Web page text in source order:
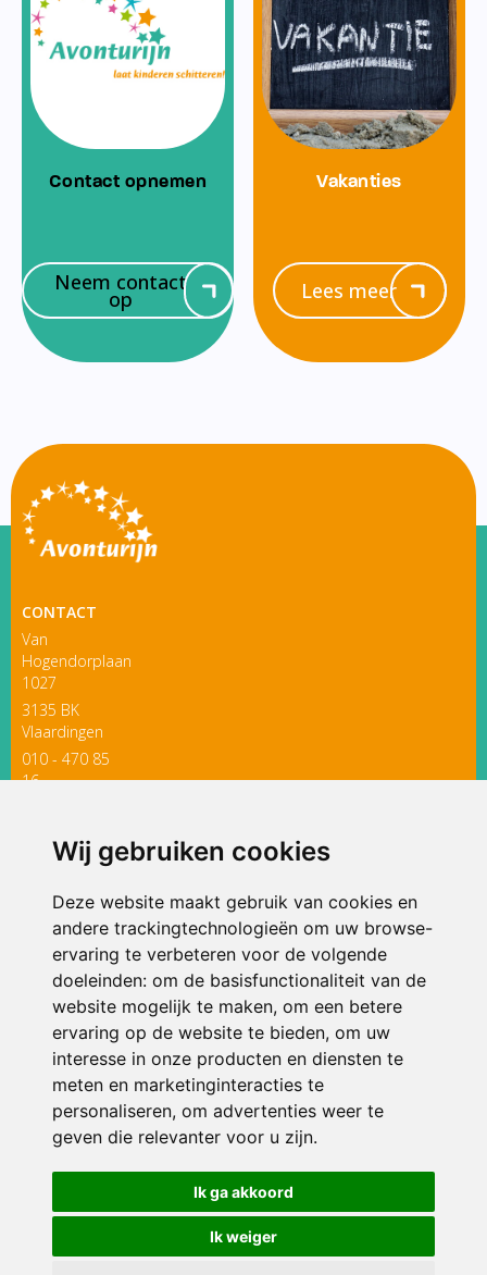
Wij gebruiken cookies
Deze website maakt gebruik van cookies en
andere trackingtechnologieën om uw browse-
ervaring te verbeteren voor de volgende
doeleinden: om de basisfunctionaliteit van de
website mogelijk te maken, om een betere
ervaring op de website te bieden, om uw
interesse in onze producten en diensten te
meten en marketinginteracties te
personaliseren, om advertenties weer te
geven die relevanter voor u zijn.
Ik ga akkoord
Ik weiger
Contact opnemen
Neem contact
op
Vakanties
Lees meer
CONTACT
Van
Hogendorplaan
1027
3135 BK
Vlaardingen
010 - 470 85
16
ONDERDEEL VAN
© 2026 Avonturijn | Alle rechten voorbehouden
Privacy policy|Disclaimer| Klachtenregeling|RSIN en Anbi
voorkeuren
Crealisatie The MindOffice